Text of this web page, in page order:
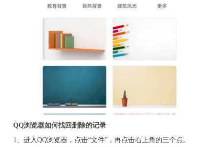
QQ浏览器如何找回删除的记录
1、进入QQ浏览器，点击“文件”，再点击右上角的三个点。